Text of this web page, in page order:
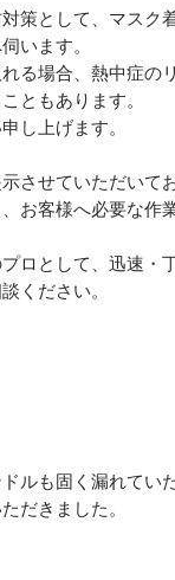
策として、マスク
います。
る場合、熱中症の
ともあります。
し上げます。
させていただいて
お客様へ必要な作
ロとして、迅速・
ください。
ルも固く漏れてい
だきました。